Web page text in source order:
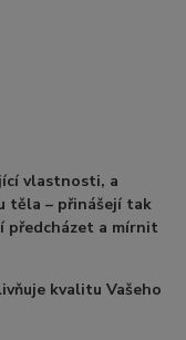
vlastnosti, a
těla – přinášejí tak
předcházet a mírnit
kvalitu Vašeho